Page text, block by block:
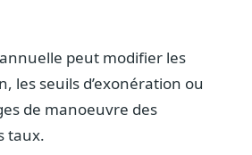
annuelle peut modifier les
les seuils d’exonération ou
de manoeuvre des
taux.